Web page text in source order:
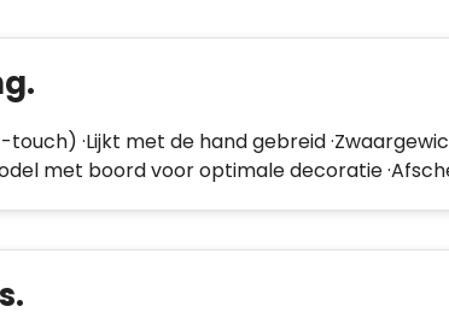
touch) ·Lijkt met de hand gebreid
met boord voor optimale decoratie